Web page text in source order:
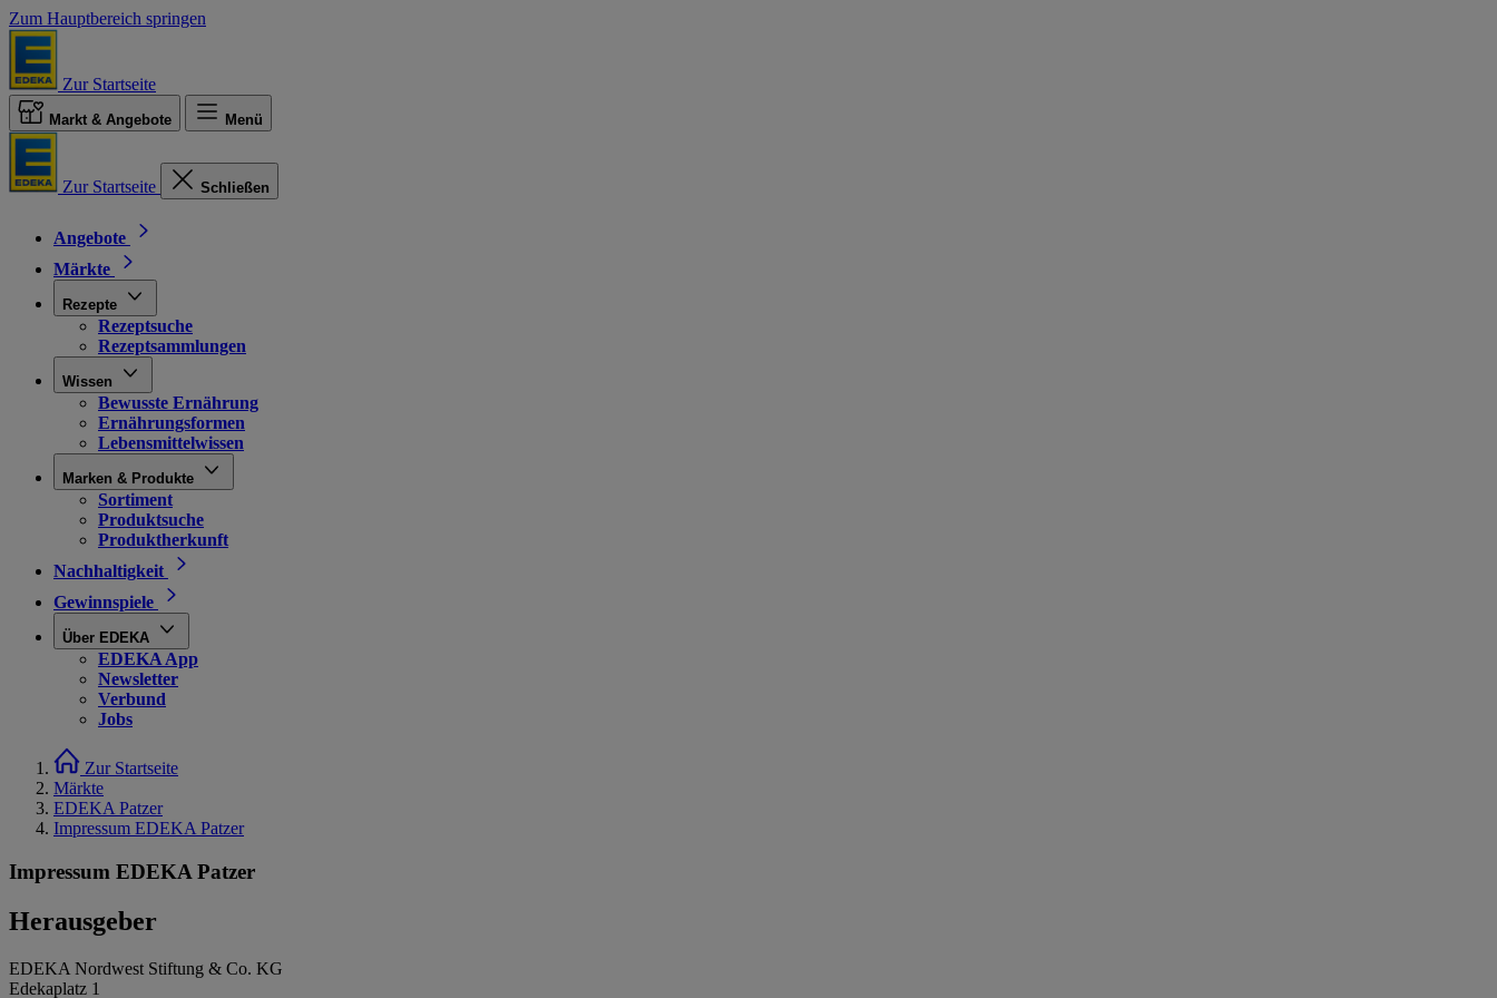
Zum Hauptbereich springen
Zur Startseite
Markt & Angebote Menü
Zur Startseite Schließen
Angebote
Märkte
Rezepte
Rezeptsuche
Rezeptsammlungen
Wissen
Bewusste Ernährung
Ernährungsformen
Lebensmittelwissen
Marken & Produkte
Sortiment
Produktsuche
Produktherkunft
Nachhaltigkeit
Gewinnspiele
Über EDEKA
EDEKA App
Newsletter
Verbund
Jobs
Zur Startseite
Märkte
EDEKA Patzer
Impressum EDEKA Patzer
Impressum EDEKA Patzer
Herausgeber
EDEKA Nordwest Stiftung & Co. KG
Edekaplatz 1